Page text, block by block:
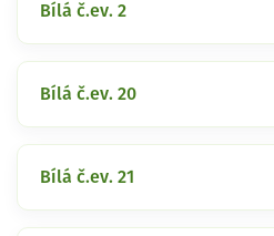
Bílá č.ev. 2
Bílá č.ev. 20
Bílá č.ev. 21